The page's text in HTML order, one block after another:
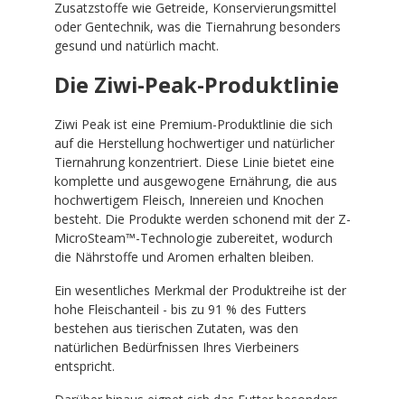
Zusatzstoffe wie Getreide, Konservierungsmittel
oder Gentechnik, was die Tiernahrung besonders
gesund und natürlich macht.
Die Ziwi-Peak-Produktlinie
Ziwi Peak ist eine Premium-Produktlinie die sich
auf die Herstellung hochwertiger und natürlicher
Tiernahrung konzentriert. Diese Linie bietet eine
komplette und ausgewogene Ernährung, die aus
hochwertigem Fleisch, Innereien und Knochen
besteht. Die Produkte werden schonend mit der Z-
MicroSteam™-Technologie zubereitet, wodurch
die Nährstoffe und Aromen erhalten bleiben.
Ein wesentliches Merkmal der Produktreihe ist der
hohe Fleischanteil - bis zu 91 % des Futters
bestehen aus tierischen Zutaten, was den
natürlichen Bedürfnissen Ihres Vierbeiners
entspricht.